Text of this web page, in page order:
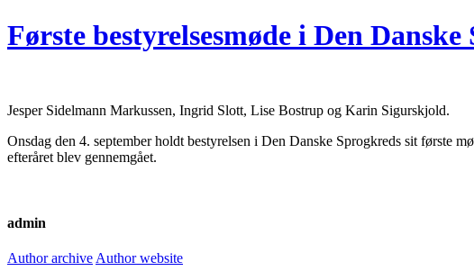
Første bestyrelsesmøde i Den
Jesper Sidelmann Markussen, Ingrid Slott, Lise Bostrup og Karin Sigurskjold.
Onsdag den 4. september holdt bestyrelsen i Den Danske Sprogkreds sit første
efteråret blev gennemgået.
admin
Author archive Author website